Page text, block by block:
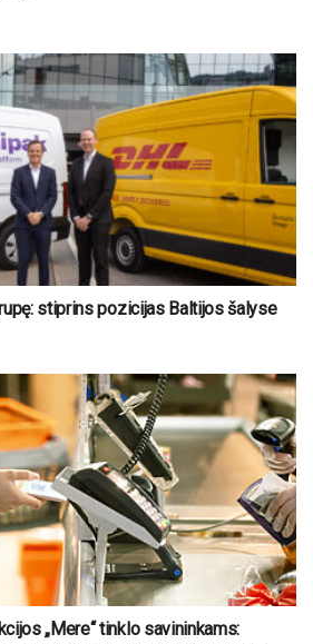
stiprins pozicijas Baltijos šalyse
„Mere“ tinklo savininkams: